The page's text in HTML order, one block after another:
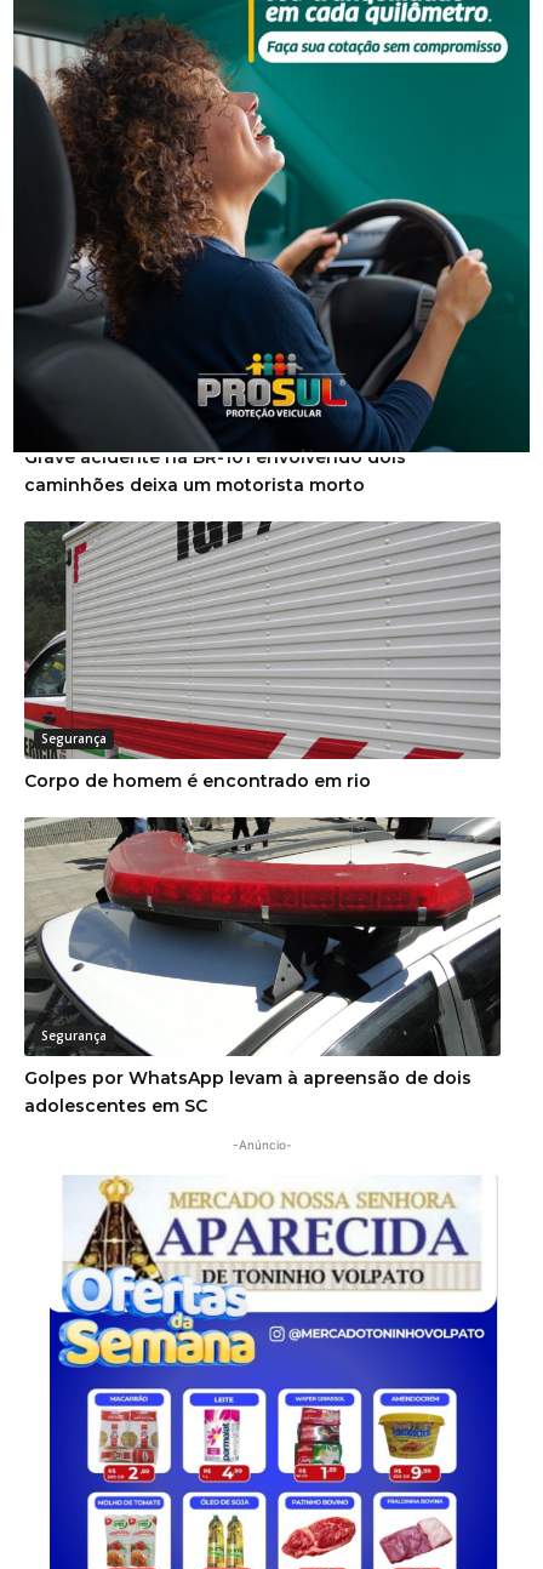
NOTÍCIAS RELACIONADAS
Grave acidente na BR-101 envolvendo dois
caminhões deixa um motorista morto
Segurança
Corpo de homem é encontrado em rio
Segurança
Golpes por WhatsApp levam à apreensão de dois
adolescentes em SC
-Anúncio-